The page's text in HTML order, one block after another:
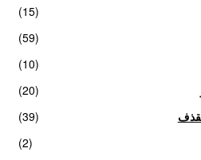
(15)
(59)
(10)
(20)
(39)
(2)